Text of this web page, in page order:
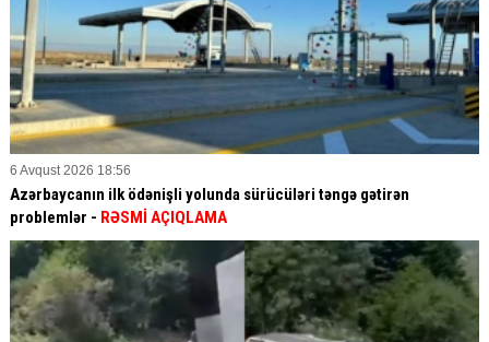
6 Avqust 2026 18:56
Azərbaycanın ilk ödənişli yolunda sürücüləri təngə gətirən
problemlər - RƏSMİ AÇIQLAMA